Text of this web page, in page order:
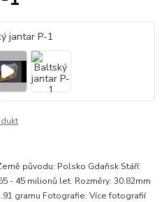
původu: Polsko Gdaňsk Stáří:
- 45 milionů let. Rozměry: 30.82mm
gramu Fotografie: Více fotografií